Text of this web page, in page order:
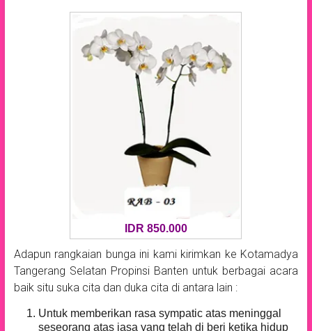
IDR 850.000
Adapun rangkaian bunga ini kami kirimkan ke Kotamadya
Tangerang Selatan Propinsi Banten untuk berbagai acara
baik situ suka cita dan duka cita di antara lain :
Untuk memberikan rasa sympatic atas meninggal
seseorang atas jasa yang telah di beri ketika hidup